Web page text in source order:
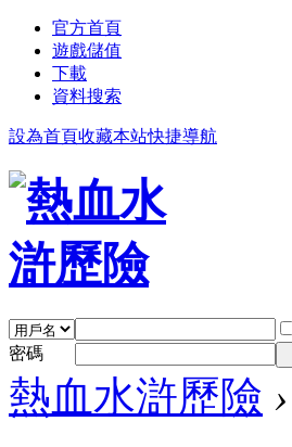
官方首頁
遊戲儲值
下載
資料搜索
設為首頁收藏本站快捷導航
密碼
熱血水滸歷險 ›